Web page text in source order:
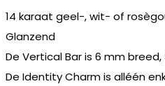
14 karaat geel-, wit- of
Glanzend
De Vertical Bar is 6 mm
De Identity Charm is alléén